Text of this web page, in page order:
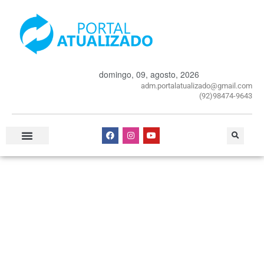
domingo, 09, agosto, 2026
adm.portalatualizado@gmail.com
(92)98474-9643